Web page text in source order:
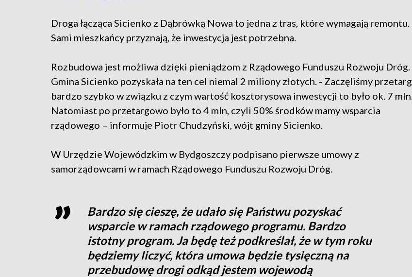
Droga łącząca Sicienko z Dąbrówką Nowa to jedna z tras, które wymagają remontu.
Sami mieszkańcy przyznają, że inwestycja jest potrzebna.
Rozbudowa jest możliwa dzięki pieniądzom z Rządowego Funduszu Rozwoju Dróg.
Gmina Sicienko pozyskała na ten cel niemal 2 miliony złotych. - Zaczęliśmy przetarg
bardzo szybko w związku z czym wartość kosztorysowa inwestycji to było ok. 7 mln.
Natomiast po przetargowo było to 4 mln, czyli 50% środków mamy wsparcia
rządowego – informuje Piotr Chudzyński, wójt gminy Sicienko.
W Urzędzie Wojewódzkim w Bydgoszczy podpisano pierwsze umowy z
samorządowcami w ramach Rządowego Funduszu Rozwoju Dróg.
Bardzo się cieszę, że udało się Państwu pozyskać
wsparcie w ramach rządowego programu. Bardzo
istotny program. Ja będę też podkreślał, że w tym roku
będziemy liczyć, która umowa będzie tysięczną na
przebudowę drogi odkąd jestem wojewodą